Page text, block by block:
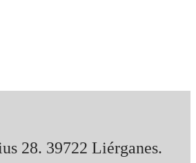
28. 39722 Liérganes.